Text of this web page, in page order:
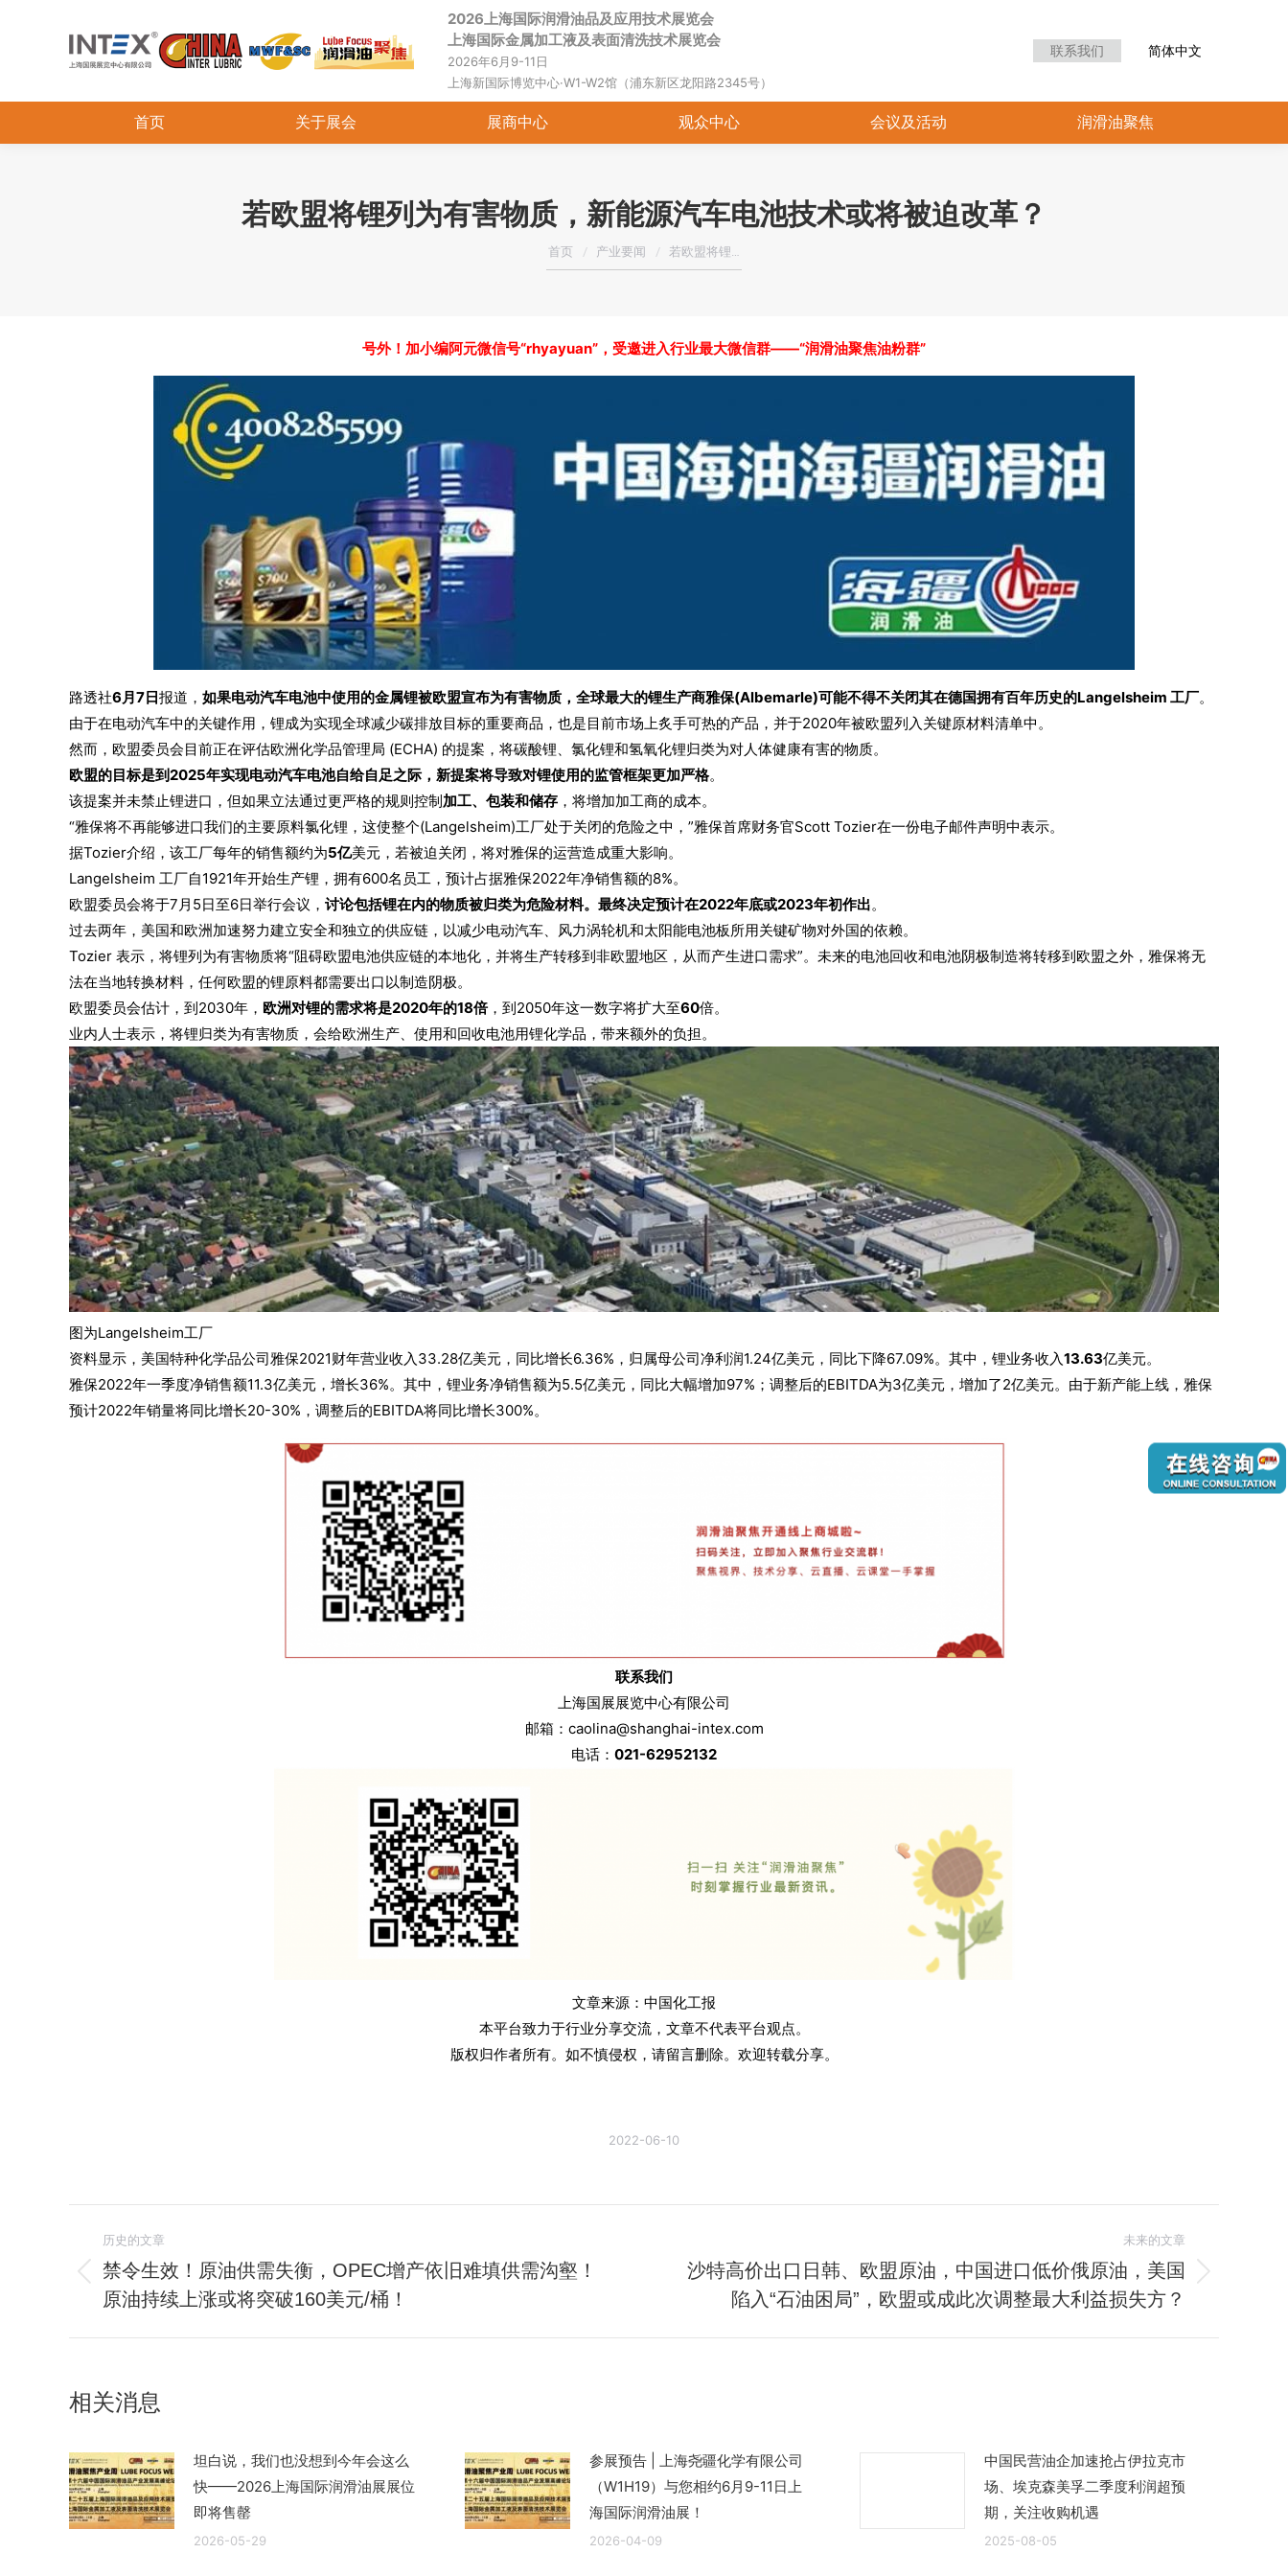
2026上海国际润滑油品及应用技术展览会
上海国际金属加工液及表面清洗技术展览会
2026年6月9-11日
上海新国际博览中心·W1-W2馆（浦东新区龙阳路2345号）
联系我们 简体中文
首页 关于展会 展商中心 观众中心 会议及活动 润滑油聚焦
若欧盟将锂列为有害物质，新能源汽车电池技术或将被迫改革？
您在这里：
首页 产业要闻 若欧盟将锂…
号外！加小编阿元微信号“rhyayuan”，受邀进入行业最大微信群——“润滑油聚焦油粉群”
路透社6月7日报道， 如果电动汽车电池中使用的金属锂被欧盟宣布为有害物质，全球最大的锂生产商雅保(Albemarle)可能不得不关闭其在德国拥有百年历史的Langelsheim 工厂。
由于在电动汽车中的关键作用，锂成为实现全球减少碳排放目标的重要商品，也是目前市场上炙手可热的产品，并于2020年被欧盟列入关键原材料清单中。
然而，欧盟委员会目前正在评估欧洲化学品管理局 (ECHA) 的提案，将碳酸锂、氯化锂和氢氧化锂归类为对人体健康有害的物质。
欧盟的目标是到2025年实现电动汽车电池自给自足之际，新提案将导致对锂使用的监管框架更加严格。
该提案并未禁止锂进口，但如果立法通过更严格的规则控制加工、包装和储存 ，将增加加工商的成本。
“雅保将不再能够进口我们的主要原料氯化锂，这使整个(Langelsheim)工厂处于关闭的危险之中，”雅保首席财务官Scott Tozier在一份电子邮件声明中表示。
据Tozier介绍，该工厂每年的销售额约为5亿美元，若被迫关闭，将对雅保的运营造成重大影响。
Langelsheim 工厂自1921年开始生产锂，拥有600名员工，预计占据雅保2022年净销售额的8%。
欧盟委员会将于7月5日至6日举行会议， 讨论包括锂在内的物质被归类为危险材料。最终决定预计在2022年底或2023年初作出。
过去两年，美国和欧洲加速努力建立安全和独立的供应链，以减少电动汽车、风力涡轮机和太阳能电池板所用关键矿物对外国的依赖。
Tozier 表示，将锂列为有害物质将“阻碍欧盟电池供应链的本地化，并将生产转移到非欧盟地区，从而产生进口需求”。未来的电池回收和电池阴极制造将转移到欧盟之外，雅保将无
法在当地转换材料，任何欧盟的锂原料都需要出口以制造阴极。
欧盟委员会估计，到2030年， 欧洲对锂的需求将是2020年的18倍，到2050年这一数字将扩大至60倍。
业内人士表示，将锂归类为有害物质，会给欧洲生产、使用和回收电池用锂化学品，带来额外的负担。
图为Langelsheim工厂
资料显示，美国特种化学品公司雅保2021财年营业收入33.28亿美元，同比增长6.36%，归属母公司净利润1.24亿美元，同比下降67.09%。其中，锂业务收入13.63亿美元。
雅保2022年一季度净销售额11.3亿美元，增长36%。其中，锂业务净销售额为5.5亿美元，同比大幅增加97%；调整后的EBITDA为3亿美元，增加了2亿美元。由于新产能上线，雅保
预计2022年销量将同比增长20-30%，调整后的EBITDA将同比增长300%。
联系我们
上海国展展览中心有限公司
邮箱：caolina@shanghai-intex.com
电话： 021-62952132
文章来源：中国化工报
本平台致力于行业分享交流，文章不代表平台观点。
版权归作者所有。如不慎侵权，请留言删除。欢迎转载分享。
2022-06-10
章
航
历史的文章
历
史
的
章：
禁令生效！原油供需失衡，OPEC增产依旧难填供需沟壑！
原油持续上涨或将突破160美元/桶！
未来的文章
的
沙特高价出口日韩、欧盟原油，中国进口低价俄原油，美国
陷入“石油困局”，欧盟或成此次调整最大利益损失方？
相关消息
坦白说，我们也没想到今年会这么
快——2026上海国际润滑油展展位
即将售罄
2026-05-29
参展预告 | 上海尧疆化学有限公司
（W1H19）与您相约6月9-11日上
海国际润滑油展！
2026-04-09
中国民营油企加速抢占伊拉克市
场、埃克森美孚二季度利润超预
期，关注收购机遇
2025-08-05
首页 关于展会 展商中心